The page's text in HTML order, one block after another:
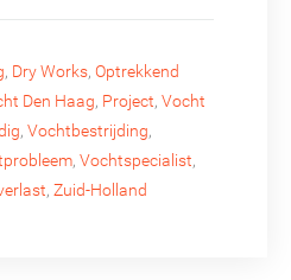
, Dry Works, Optrekkend
Den Haag, Project, Vocht
, Vochtbestrijding,
, Vochtspecialist,
, Zuid-Holland